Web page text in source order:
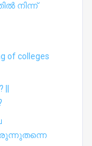
നിന്ന്
of colleges